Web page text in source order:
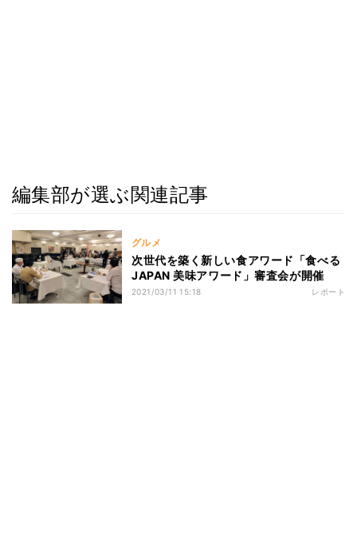
編集部が選ぶ関連記事
グルメ
次世代を築く新しい食アワード「食べる
JAPAN 美味アワード」審査会が開催
2021/03/11 15:18 レポート